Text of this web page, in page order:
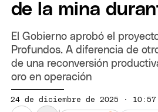
de la mina
El Gobierno aprobó el
Profundos. A diferencia de
de una reconversión
oro en operación
24 de diciembre de 2025 · 10:57